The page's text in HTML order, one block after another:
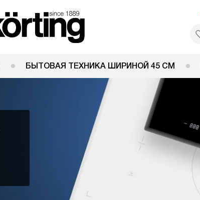
БЫТОВАЯ ТЕХНИКА ШИРИНОЙ 45 СМ